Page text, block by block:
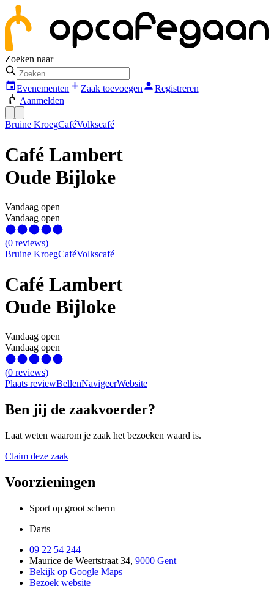
Zoeken naar
Evenementen Zaak toevoegen
Registreren
Aanmelden
Bruine KroegCaféVolkscafé
Café Lambert
Oude Bijloke
Vandaag open
Vandaag open
(0 reviews)
Bruine KroegCaféVolkscafé
Café Lambert
Oude Bijloke
Vandaag open
Vandaag open
(0 reviews)
Plaats reviewBellenNavigeerWebsite
Ben jij de zaakvoerder?
Laat weten waarom je zaak het bezoeken waard is.
Claim deze zaak
Voorzieningen
Sport op groot scherm
Darts
09 22 54 244
Maurice de Weertstraat 34, 9000 Gent
Bekijk op Google Maps
Bezoek website